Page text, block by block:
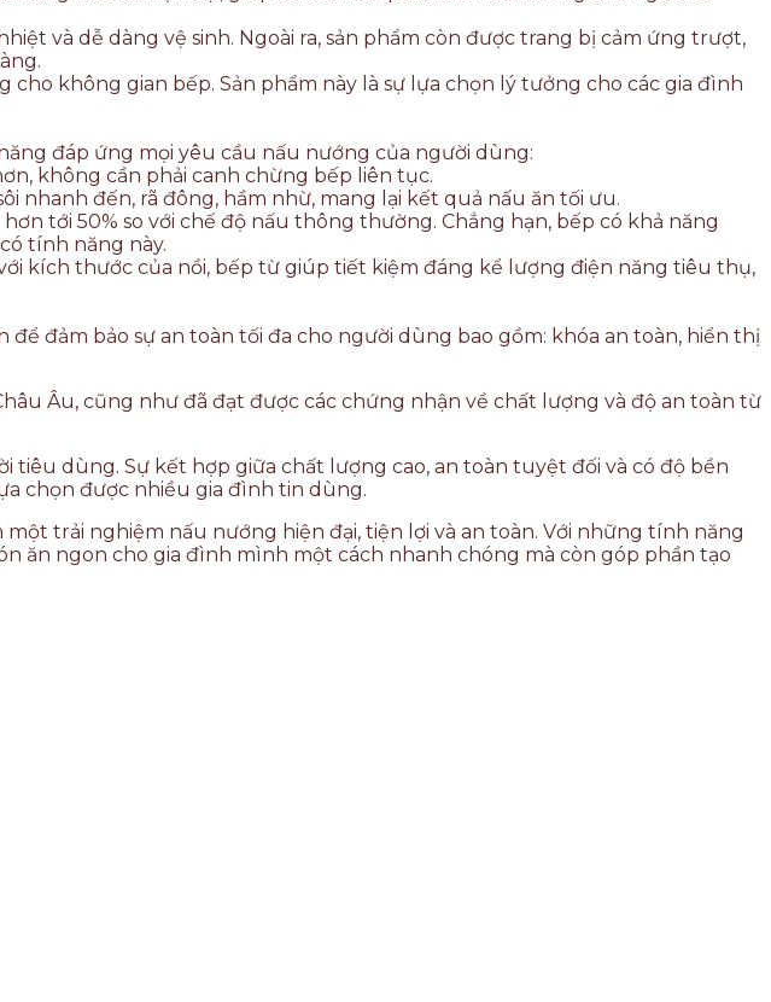
và dễ dàng vệ sinh. Ngoài ra, sản phẩm còn được trang bị cảm ứng trượt,
không gian bếp. Sản phẩm này là sự lựa chọn lý tưởng cho các gia đình
đáp ứng mọi yêu cầu nấu nướng của người dùng:
không cần phải canh chừng bếp liên tục.
nhanh đến, rã đông, hầm nhừ, mang lại kết quả nấu ăn tối ưu.
tới 50% so với chế độ nấu thông thường. Chẳng hạn, bếp có khả năng
tính năng này.
kích thước của nồi, bếp từ giúp tiết kiệm đáng kể lượng điện năng tiêu thụ,
đảm bảo sự an toàn tối đa cho người dùng bao gồm: khóa an toàn, hiển thị
Âu, cũng như đã đạt được các chứng nhận về chất lượng và độ an toàn từ
tiêu dùng. Sự kết hợp giữa chất lượng cao, an toàn tuyệt đối và có độ bền
chọn được nhiều gia đình tin dùng.
trải nghiệm nấu nướng hiện đại, tiện lợi và an toàn. Với những tính năng
ăn ngon cho gia đình mình một cách nhanh chóng mà còn góp phần tạo